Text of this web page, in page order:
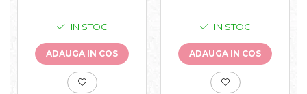
IN STOC
ADAUGA IN COS
IN STOC
ADAUGA IN COS